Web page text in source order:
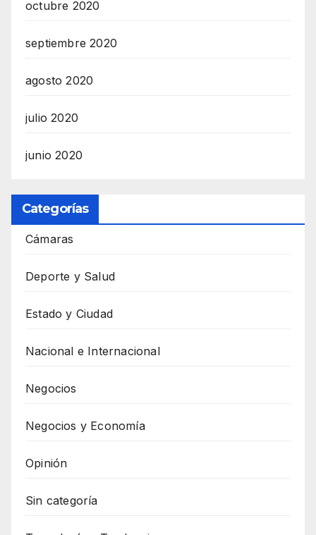
octubre 2020
septiembre 2020
agosto 2020
julio 2020
junio 2020
Categorías
Cámaras
Deporte y Salud
Estado y Ciudad
Nacional e Internacional
Negocios
Negocios y Economía
Opinión
Sin categoría